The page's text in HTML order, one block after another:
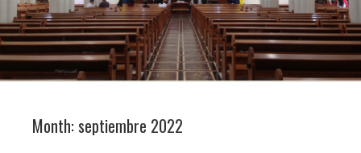
Month: septiembre 2022